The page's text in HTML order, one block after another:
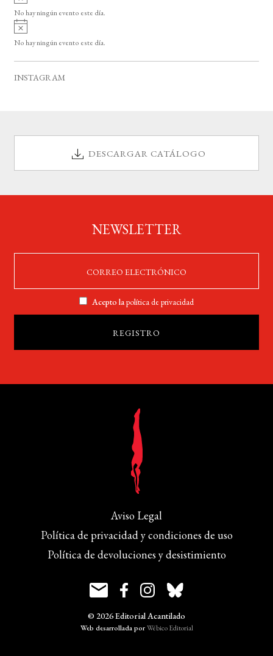
o
v
i
o
No hay ningún evento este día.
A
v
i
s
No hay ningún evento este día.
INSTAGRAM
DESCARGAR CATÁLOGO
NEWSLETTER
Acepto lapolítica de privacidad
Aviso Legal
Política de privacidad y condiciones de uso
Política de devoluciones y desistimiento
© 2026 Editorial Acantilado
Web desarrollada porWébico Editorial